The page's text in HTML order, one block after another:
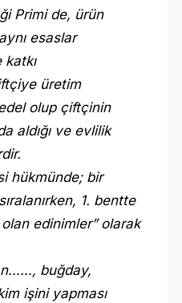
Primi de, ürün
aynı esaslar
üretim
olup çiftçinin
aldığı ve evlilik
hükmünde; bir
1. bentte
olan edinimler” olarak
buğday,
işini yapması